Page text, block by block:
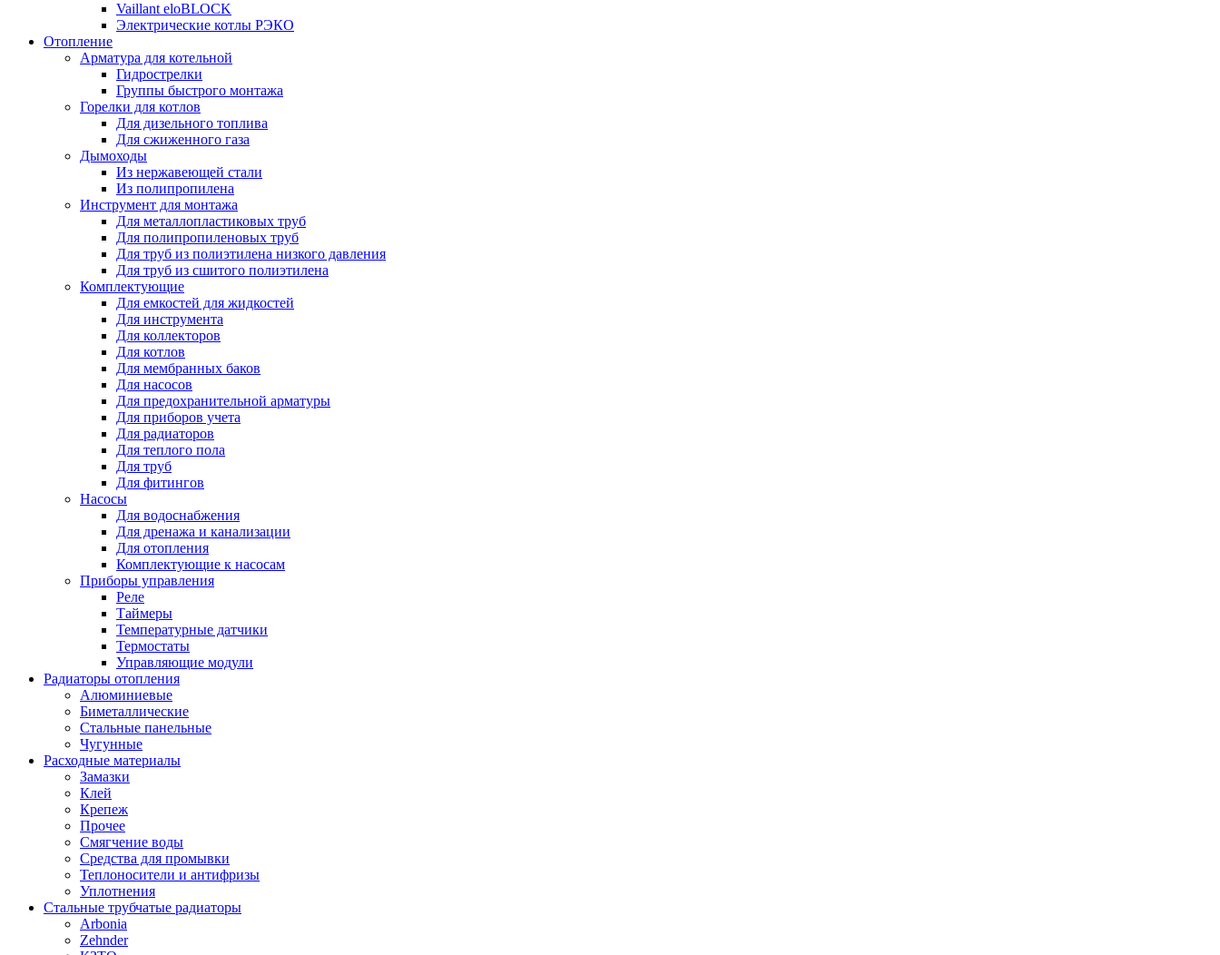
Vaillant eloBLOCK
Электрические котлы РЭКО
Отопление
Арматура для котельной
Гидрострелки
Группы быстрого монтажа
Горелки для котлов
Для дизельного топлива
Для сжиженного газа
Дымоходы
Из нержавеющей стали
Из полипропилена
Инструмент для монтажа
Для металлопластиковых труб
Для полипропиленовых труб
Для труб из полиэтилена низкого давления
Для труб из сшитого полиэтилена
Комплектующие
Для емкостей для жидкостей
Для инструмента
Для коллекторов
Для котлов
Для мембранных баков
Для насосов
Для предохранительной арматуры
Для приборов учета
Для радиаторов
Для теплого пола
Для труб
Для фитингов
Насосы
Для водоснабжения
Для дренажа и канализации
Для отопления
Комплектующие к насосам
Приборы управления
Реле
Таймеры
Температурные датчики
Термостаты
Управляющие модули
Радиаторы отопления
Алюминиевые
Биметаллические
Стальные панельные
Чугунные
Расходные материалы
Замазки
Клей
Крепеж
Прочее
Смягчение воды
Средства для промывки
Теплоносители и антифризы
Уплотнения
Стальные трубчатые радиаторы
Arbonia
Zehnder